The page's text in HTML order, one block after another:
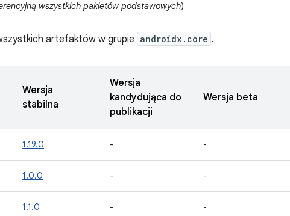
wszystkich pakietów podstawowych)
artefaktów w grupie androidx.core .
Wersja
stabilna
Wersja
kandydująca do
publikacji
Wersja beta
1.19.0 - -
1.0.0 - -
1.1.0 - -